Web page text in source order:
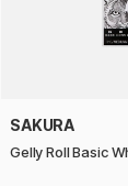
mehrere
die
SAKURA
Gelly Roll Basic